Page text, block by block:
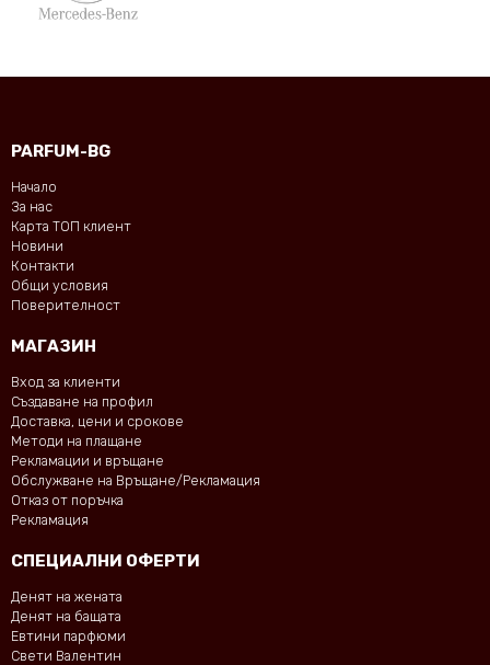
PARFUM-BG
Начало
За нас
Карта ТОП клиент
Новини
Контакти
Общи условия
Поверителност
МАГАЗИН
Вход за клиенти
Създаване на профил
Доставка, цени и срокове
Методи на плащане
Рекламации и връщане
Обслужване на Връщане/Рекламация
Отказ от поръчка
Рекламация
СПЕЦИАЛНИ ОФЕРТИ
Денят на жената
Денят на бащата
Евтини парфюми
Свети Валентин